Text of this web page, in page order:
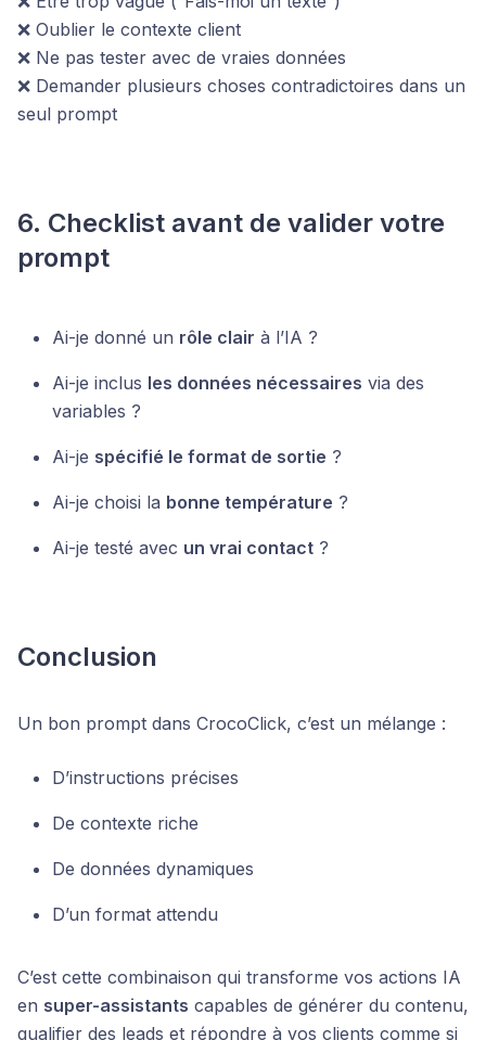
❌ Oublier le contexte client
❌ Ne pas tester avec de vraies données
❌ Demander plusieurs choses contradictoires dans un
seul prompt
6. Checklist avant de valider votre
prompt
Ai-je donné un rôle clair à l’IA ?
Ai-je inclus les données nécessaires via des
variables ?
Ai-je spécifié le format de sortie ?
Ai-je choisi la bonne température ?
Ai-je testé avec un vrai contact ?
Conclusion
Un bon prompt dans CrocoClick, c’est un mélange :
D’instructions précises
De contexte riche
De données dynamiques
D’un format attendu
C’est cette combinaison qui transforme vos actions IA
en super-assistants capables de générer du contenu,
qualifier des leads et répondre à vos clients comme si